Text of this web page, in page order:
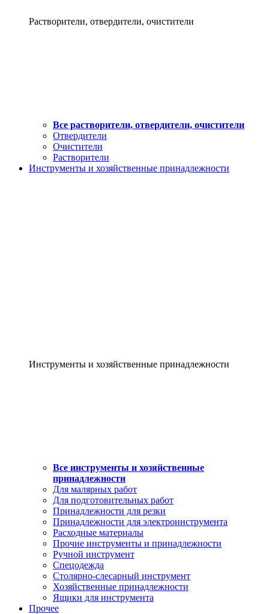
Растворители, отвердители, очистители
Все растворители, отвердители, очистители
Отвердители
Очистители
Растворители
Инструменты и хозяйственные принадлежности
Инструменты и хозяйственные принадлежности
Все инструменты и хозяйственные
принадлежности
Для малярных работ
Для подготовительных работ
Принадлежности для резки
Принадлежности для электроинструмента
Расходные материалы
Прочие инструменты и принадлежности
Ручной инструмент
Спецодежда
Столярно-слесарный инструмент
Хозяйственные принадлежности
Ящики для инструмента
Прочее